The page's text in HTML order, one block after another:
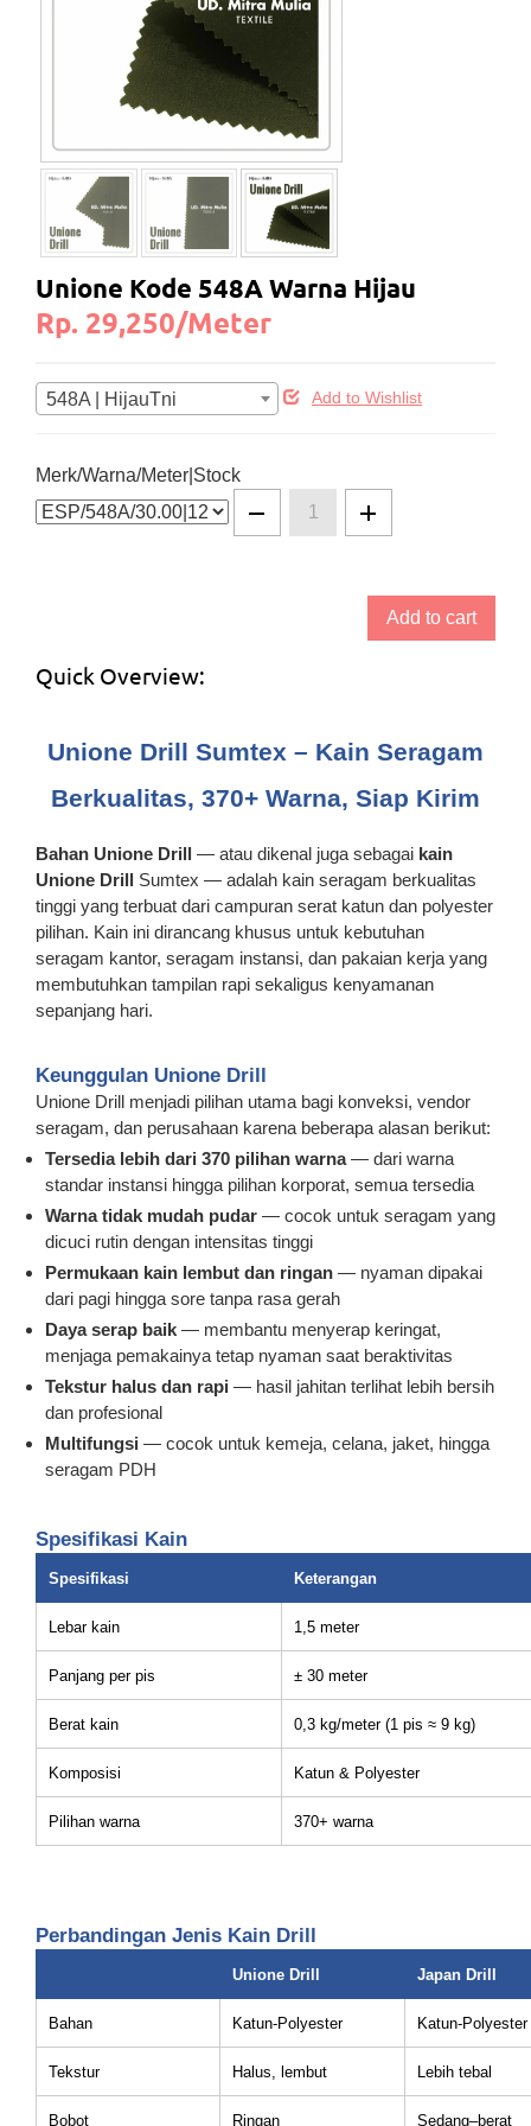
Unione Kode 548A Warna Hijau
Rp. 29,250/Meter
548A | HijauTni Add to Wishlist
Merk/Warna/Meter|Stock
Add to cart
Quick Overview:
Unione Drill Sumtex – Kain Seragam
Berkualitas, 370+ Warna, Siap Kirim
Bahan Unione Drill — atau dikenal juga sebagai kain
Unione Drill
Sumtex — adalah kain seragam berkualitas
tinggi yang terbuat dari campuran serat katun dan polyester
pilihan. Kain ini dirancang khusus untuk kebutuhan
seragam kantor, seragam instansi, dan pakaian kerja yang
membutuhkan tampilan rapi sekaligus kenyamanan
sepanjang hari.
Keunggulan Unione Drill
Unione Drill menjadi pilihan utama bagi konveksi, vendor
seragam, dan perusahaan karena beberapa alasan berikut:
Tersedia lebih dari 370 pilihan warna— dari warna
standar instansi hingga pilihan korporat, semua tersedia
Warna tidak mudah pudar — cocok untuk seragam yang
dicuci rutin dengan intensitas tinggi
Permukaan kain lembut dan ringan — nyaman dipakai
dari pagi hingga sore tanpa rasa gerah
Daya serap baik — membantu menyerap keringat,
menjaga pemakainya tetap nyaman saat beraktivitas
Tekstur halus dan rapi — hasil jahitan terlihat lebih bersih
dan profesional
Multifungsi — cocok untuk kemeja, celana, jaket, hingga
seragam PDH
Spesifikasi Kain
Spesifikasi Keterangan
Lebar kain 1,5 meter
Panjang per pis ± 30 meter
Berat kain 0,3 kg/meter (1 pis ≈ 9 kg)
Komposisi Katun & Polyester
Pilihan warna 370+ warna
Perbandingan Jenis Kain Drill
Unione Drill Japan Drill
Bahan Katun-Polyester Katun-Polyester
Tekstur Halus, lembut Lebih tebal
Bobot Ringan Sedang–berat